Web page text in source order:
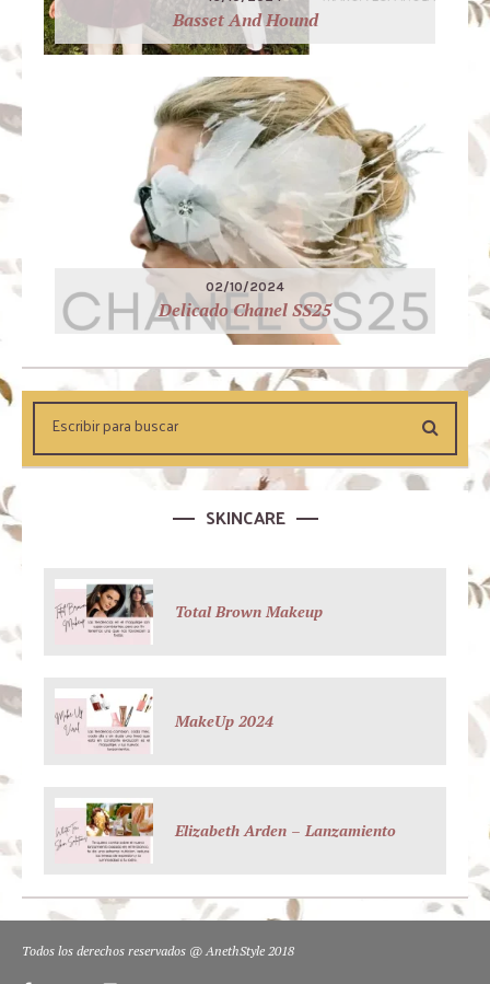
Basset And Hound
02/10/2024
Delicado Chanel SS25
SKINCARE
Total Brown Makeup
MakeUp 2024
Elizabeth Arden – Lanzamiento
Todos los derechos reservados @ AnethStyle 2018